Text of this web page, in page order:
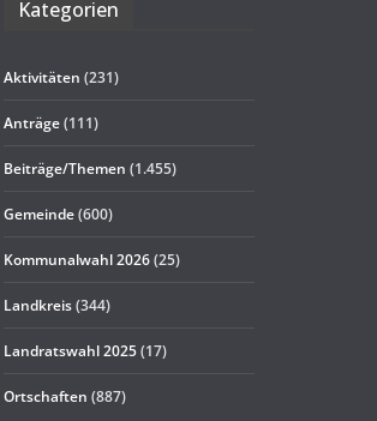
Kate­go­rien
Aktivitäten (231)
Anträge(111)
Beiträge/Themen (1.455)
Gemeinde(600)
Kommunalwahl 2026(25)
Landkreis(344)
Landratswahl 2025(17)
Ortschaften (887)